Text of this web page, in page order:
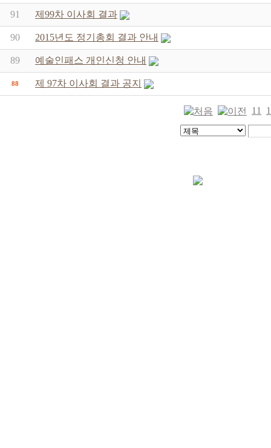
91 제99차 이사회 결과
90 2015년도 정기총회 결과 안내
89 예술인패스 개인신청 안내
88 제 97차 이사회 결과 공지
11